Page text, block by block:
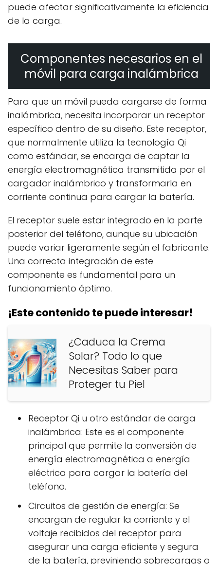
puede afectar significativamente la eficiencia
de la carga.
Componentes necesarios en el
móvil para carga inalámbrica
Para que un móvil pueda cargarse de forma
inalámbrica, necesita incorporar un receptor
específico dentro de su diseño. Este receptor,
que normalmente utiliza la tecnología Qi
como estándar, se encarga de captar la
energía electromagnética transmitida por el
cargador inalámbrico y transformarla en
corriente continua para cargar la batería.
El receptor suele estar integrado en la parte
posterior del teléfono, aunque su ubicación
puede variar ligeramente según el fabricante.
Una correcta integración de este
componente es fundamental para un
funcionamiento óptimo.
¡Este contenido te puede interesar!
¿Caduca la Crema
Solar? Todo lo que
Necesitas Saber para
Proteger tu Piel
Receptor Qi u otro estándar de carga
inalámbrica: Este es el componente
principal que permite la conversión de
energía electromagnética a energía
eléctrica para cargar la batería del
teléfono.
Circuitos de gestión de energía: Se
encargan de regular la corriente y el
voltaje recibidos del receptor para
asegurar una carga eficiente y segura
de la batería, previniendo sobrecargas o